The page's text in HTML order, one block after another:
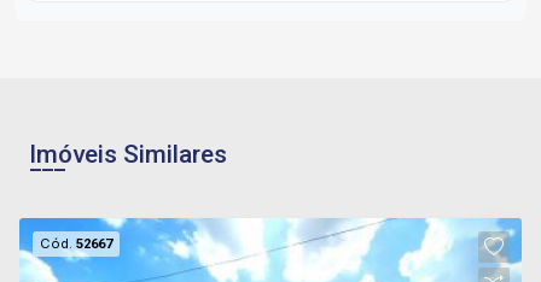
Imóveis Similares
Cód.52667